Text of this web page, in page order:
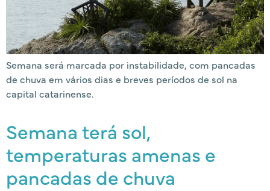
Semana será marcada por instabilidade, com pancadas
de chuva em vários dias e breves períodos de sol na
capital catarinense.
Semana terá sol,
temperaturas amenas e
pancadas de chuva